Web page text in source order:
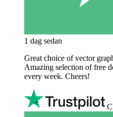
1 dag sedan
Great choice of vector
Amazing selection of free
every week. Cheers!